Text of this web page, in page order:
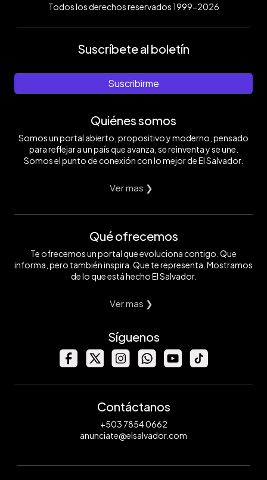
Todos los derechos reservados 1999-2026
Suscríbete al boletín
Suscribirme
Quiénes somos
Somos un portal abierto, propositivo y moderno, pensado
para reflejar a un país que avanza, se reinventa y se une.
Somos el punto de conexión con lo mejor de El Salvador.
Ver mas ❯
Qué ofrecemos
Te ofrecemos un portal que evoluciona contigo. Que
informa, pero también inspira. Que te representa. Mostramos
de lo que está hecho El Salvador.
Ver mas ❯
Síguenos
Contáctanos
+503 7854 0662
anunciate@elsalvador.com